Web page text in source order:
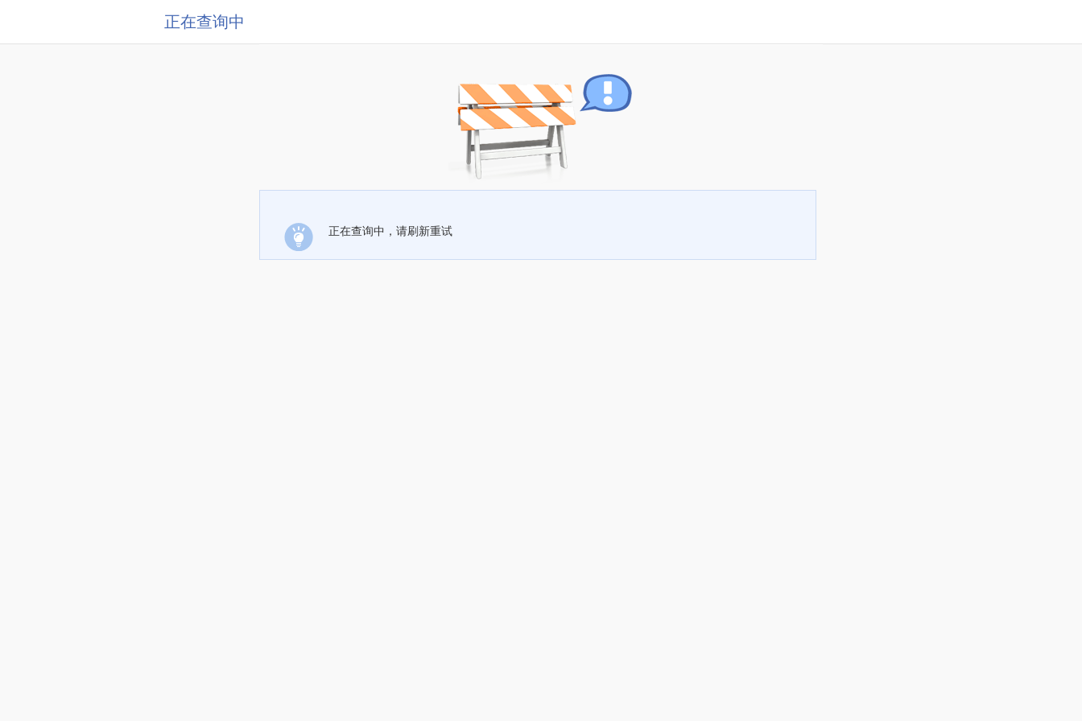
正在查询中
正在查询中，请刷新重试